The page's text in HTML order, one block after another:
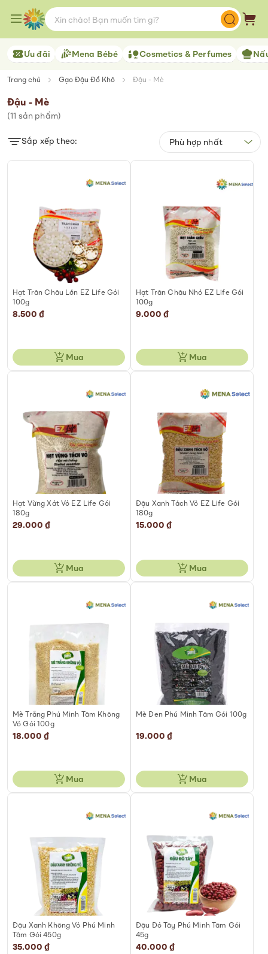
to
Content
Giỏ
Ưu đãi Mena Bébé Cosmetics & Perfumes
Trang chủ Gạo Đậu Đồ Khô Đậu - Mè
Đậu - Mè
(11 sản phẩm)
Sắp xếp theo:
Hạt Trân Châu Lớn EZ Life Gói
100g
8.500 ₫
Mua
Hạt Trân Châu Nhỏ EZ Life Gói
100g
9.000 ₫
Mua
Hạt Vừng Xát Vỏ EZ Life Gói
180g
29.000 ₫
Mua
Đậu Xanh Tách Vỏ EZ Life Gói
180g
15.000 ₫
Mua
Mè Trắng Phú Minh Tâm Không
Vỏ Gói 100g
18.000 ₫
Mua
Mè Đen Phú Minh Tâm Gói 100g
19.000 ₫
Mua
Đậu Xanh Không Vỏ Phú Minh
Tâm Gói 450g
35.000 ₫
Đậu Đỏ Tây Phú Minh Tâm Gói
45g
40.000 ₫